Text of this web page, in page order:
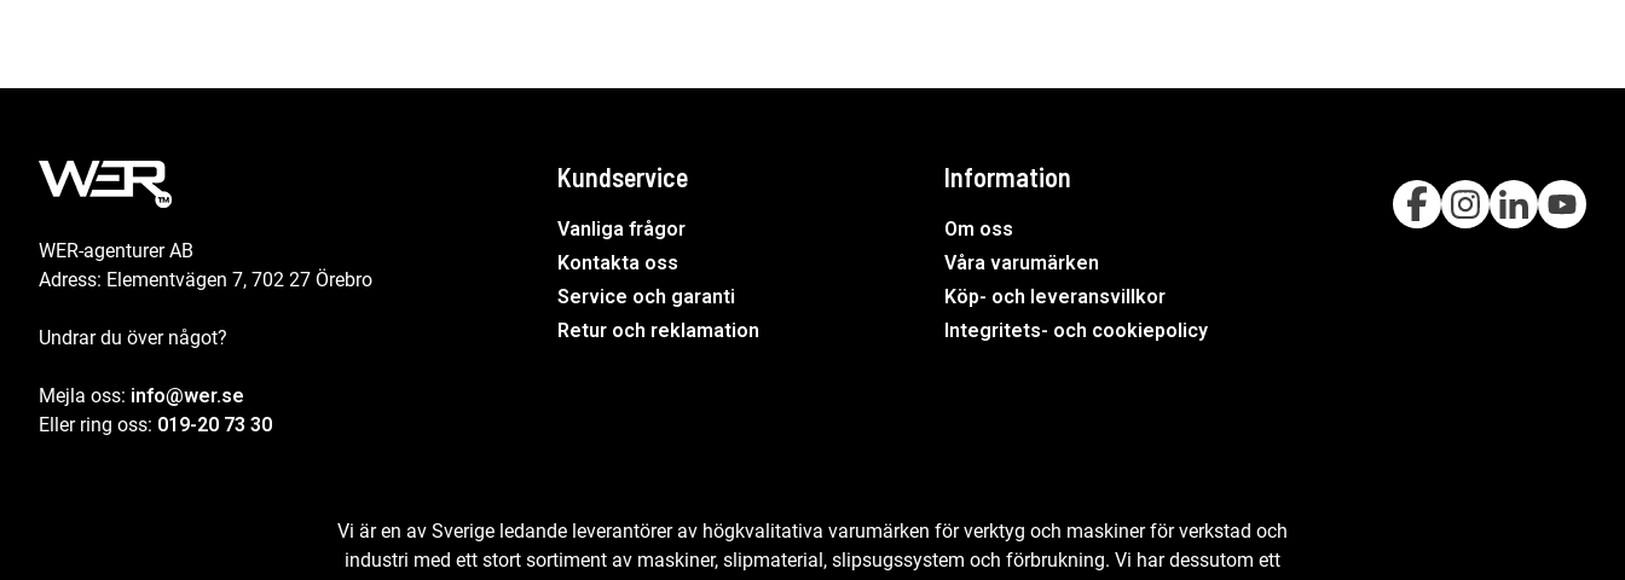
WER-agenturer AB
Adress: Elementvägen 7, 702 27 Örebro
Undrar du över något?
Mejla oss: info@wer.se
Eller ring oss: 019-20 73 30
Kundservice
Vanliga frågor
Kontakta oss
Service och garanti
Retur och reklamation
Information
Om oss
Våra varumärken
Köp- och leveransvillkor
Integritets- och cookiepolicy
Vi är en av Sverige ledande leverantörer av högkvalitativa varumärken för verktyg och maskiner för verkstad och
industri med ett stort sortiment av maskiner, slipmaterial, slipsugssystem och förbrukning. Vi har dessutom ett